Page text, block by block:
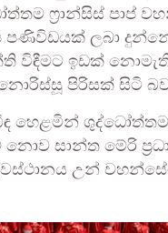
ෆ්‍රාන්සිස් පාප්
ලබා
විඳීමට ඉඩක්
පිරිසක් සිටි
හෙළමින් ශුද්ධෝත්තම
සාන්ත මේරි
උන්